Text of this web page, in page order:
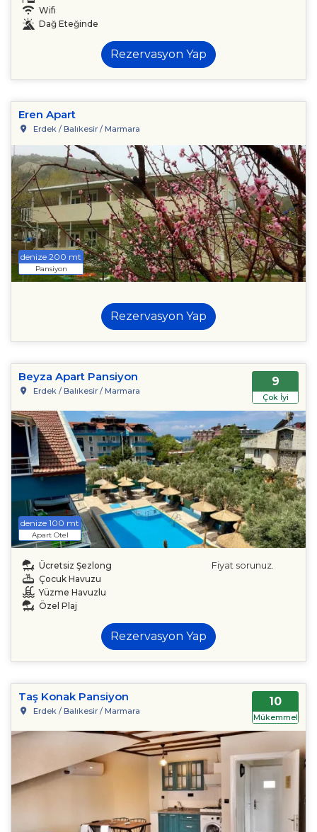
Wifi
Dağ Eteğinde
Rezervasyon Yap
Eren Apart
Erdek / Balıkesir / Marmara
denize 200 mt
Pansiyon
Rezervasyon Yap
Beyza Apart Pansiyon
Erdek / Balıkesir / Marmara
9
Çok İyi
denize 100 mt
Apart Otel
Ücretsiz Şezlong
Çocuk Havuzu
Yüzme Havuzlu
Özel Plaj
Fiyat sorunuz.
Rezervasyon Yap
Taş Konak Pansiyon
Erdek / Balıkesir / Marmara
10
Mükemmel